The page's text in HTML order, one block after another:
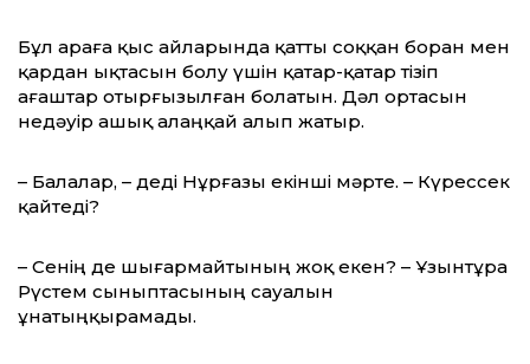
Бұл араға қыс айларында қатты соққан боран мен
қардан ықтасын болу үшін қатар-қатар тізіп
ағаштар отырғызылған болатын. Дәл ортасын
недәуір ашық алаңқай алып жатыр.
– Балалар, – деді Нұрғазы екінші мәрте. – Күрессек
қайтеді?
– Сенің де шығармайтының жоқ екен? – Ұзынтұра
Рүстем сыныптасының сауалын
ұнатыңқырамады.